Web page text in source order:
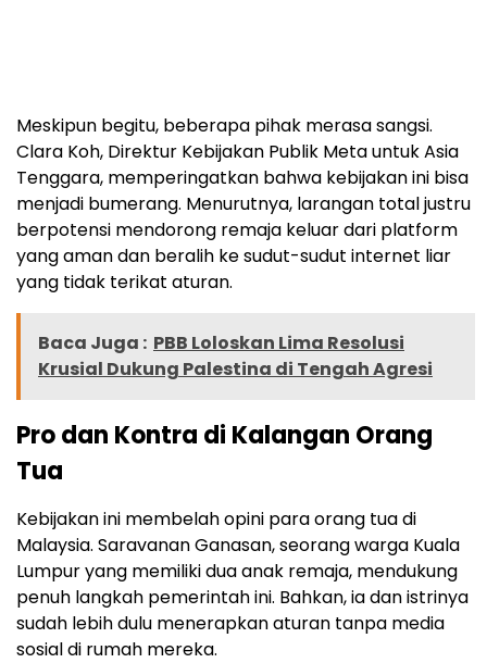
Meskipun begitu, beberapa pihak merasa sangsi.
Clara Koh, Direktur Kebijakan Publik Meta untuk Asia
Tenggara, memperingatkan bahwa kebijakan ini bisa
menjadi bumerang. Menurutnya, larangan total justru
berpotensi mendorong remaja keluar dari platform
yang aman dan beralih ke sudut-sudut internet liar
yang tidak terikat aturan.
Baca Juga : PBB Loloskan Lima Resolusi
Krusial Dukung Palestina di Tengah Agresi
Pro dan Kontra di Kalangan Orang
Tua
Kebijakan ini membelah opini para orang tua di
Malaysia. Saravanan Ganasan, seorang warga Kuala
Lumpur yang memiliki dua anak remaja, mendukung
penuh langkah pemerintah ini. Bahkan, ia dan istrinya
sudah lebih dulu menerapkan aturan tanpa media
sosial di rumah mereka.